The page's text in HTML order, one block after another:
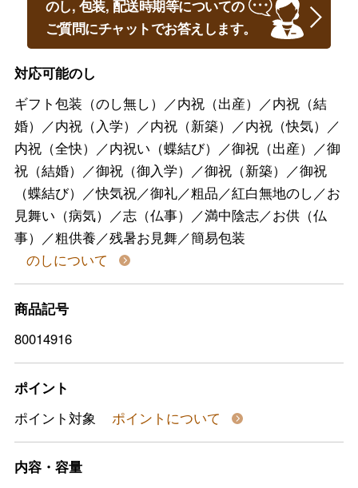
のし, 包装, 配送時期等についての
ご質問にチャットでお答えします。
対応可能のし
ギフト包装（のし無し）／内祝（出産）／内祝（結
婚）／内祝（入学）／内祝（新築）／内祝（快気）／
内祝（全快）／内祝い（蝶結び）／御祝（出産）／御
祝（結婚）／御祝（御入学）／御祝（新築）／御祝
（蝶結び）／快気祝／御礼／粗品／紅白無地のし／お
見舞い（病気）／志（仏事）／満中陰志／お供（仏
事）／粗供養／残暑お見舞／簡易包装
のしについて
商品記号
80014916
ポイント
ポイント対象
ポイントについて
内容・容量